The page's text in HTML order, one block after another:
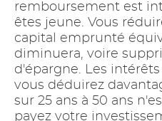
remboursement est
êtes jeune. Vous
capital emprunté
diminuera, voire
d'épargne. Les
vous déduirez
sur 25 ans à 50 ans
payez votre